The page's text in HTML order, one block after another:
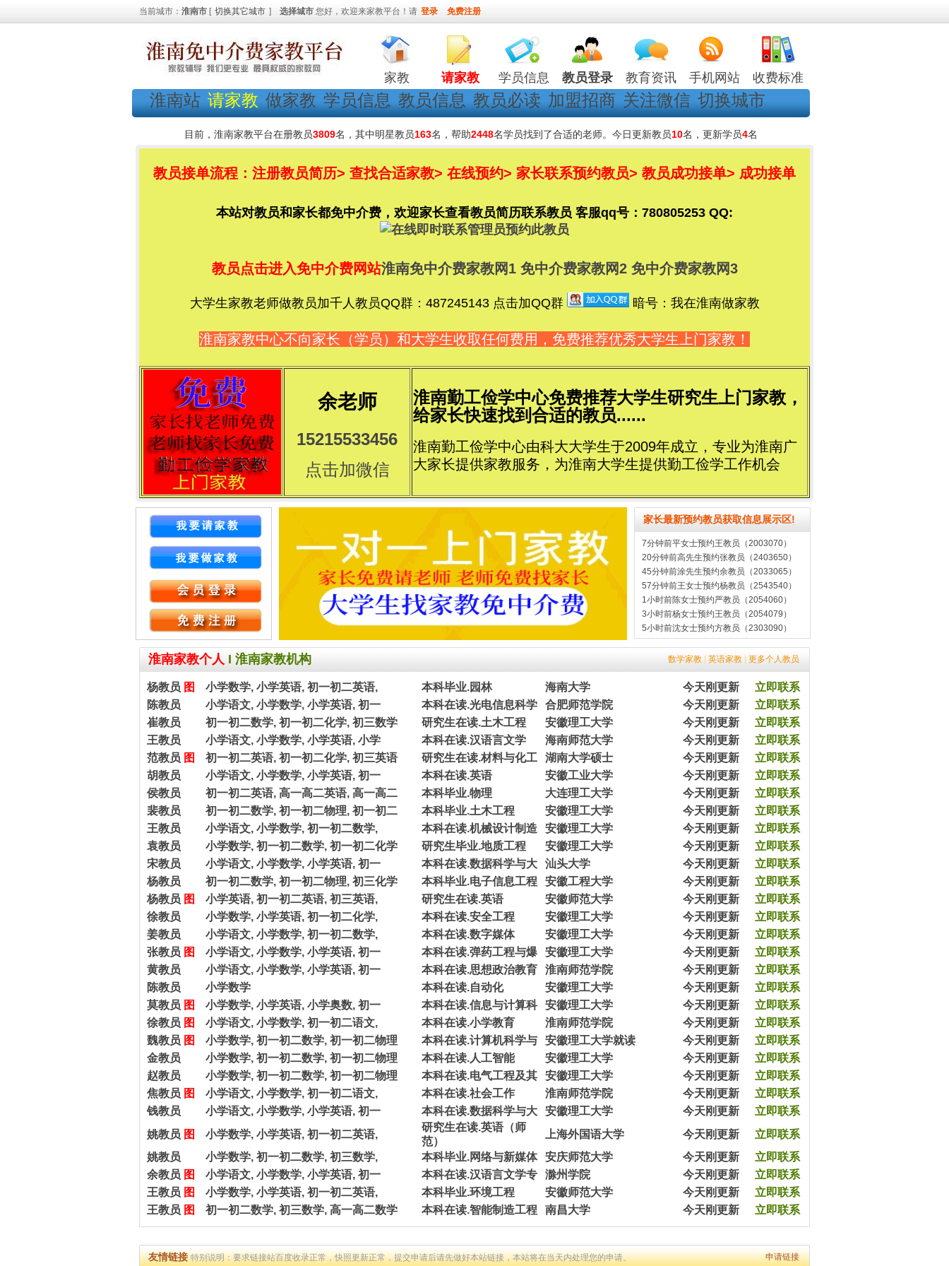
当前城市： 淮南市 [ 切换其它城市 ] 选择城市 您好，欢迎来家教平台！请 登录 免费注册
家教 请家教 学员信息 教员登录 教育资讯 手机网站 收费标准
淮南站 请家教 做家教 学员信息 教员信息 教员必读 加盟招商 关注微信 切换城市
目前，淮南家教平台在册教员3809名，其中明星教员163名，帮助2448名学员找到了合适的老师。今日更新教员10名，更新学员4名
教员接单流程：注册教员简历> 查找合适家教> 在线预约> 家长联系预约教员> 教员成功接单> 成功接单
本站对教员和家长都免中介费，欢迎家长查看教员简历联系教员 客服qq号：780805253 QQ:
教员点击进入免中介费网站淮南免中介费家教网1 免中介费家教网2 免中介费家教网3
大学生家教老师做教员加千人教员QQ群：487245143 点击加QQ群 暗号：我在淮南做家教
淮南家教中心不向家长（学员）和大学生收取任何费用，免费推荐优秀大学生上门家教！
余老师
15215533456
点击加微信
淮南勤工俭学中心免费推荐大学生研究生上门家教，
给家长快速找到合适的教员......
淮南勤工俭学中心由科大大学生于2009年成立，专业为淮南广
大家长提供家教服务，为淮南大学生提供勤工俭学工作机会
家长最新预约教员获取信息展示区!
7分钟前平女士预约王教员（2003070）
20分钟前高先生预约张教员（2403650）
45分钟前涂先生预约余教员（2033065）
57分钟前王女士预约杨教员（2543540）
1小时前陈女士预约严教员（2054060）
3小时前杨女士预约王教员（2054079）
5小时前沈女士预约方教员（2303090）
5小时前严先生预约李教员（2432320）
12小时前黎先生预约余教员（2343050）
7分钟前平女士预约王教员（2003070）
20分钟前高先生预约张教员（2403650）
45分钟前涂先生预约余教员（2033065）
57分钟前王女士预约杨教员（2543540）
1小时前陈女士预约严教员（2054060）
3小时前杨女士预约王教员（2054079）
5小时前沈女士预约方教员（2303090）
5小时前严先生预约李教员（2432320）
8小时前黄女士预约马教员（2365670）
12小时前黎先生预约余教员（2343050）
7分钟前平女士预约王教员（2003070）
20分钟前高先生预约张教员（2403650）
45分钟前涂先生预约余教员（2033065）
57分钟前王女士预约杨教员（2543540）
1小时前陈女士预约严教员（2054060）
3小时前杨女士预约王教员（2054079）
5小时前沈女士预约方教员（2303090）
5小时前严先生预约李教员（2432320）
8小时前黄女士预约马教员（2365670）
12小时前黎先生预约余教员（2343050）
7分钟前平女士预约王教员（2003070）
20分钟前高先生预约张教员（2403650）
45分钟前涂先生预约余教员（2033065）
57分钟前王女士预约杨教员（2543540）
1小时前陈女士预约严教员（2054060）
3小时前杨女士预约王教员（2054079）
5小时前沈女士预约方教员（2303090）
5小时前严先生预约李教员（2432320）
8小时前黄女士预约马教员（2365670）
12小时前黎先生预约余教员（2343050）
7分钟前平女士预约王教员（2003070）
20分钟前高先生预约张教员（2403650）
57分钟前王女士预约杨教员（2543540）
1小时前陈女士预约严教员（2054060）
3小时前杨女士预约王教员（2054079）
5小时前沈女士预约方教员（2303090）
5小时前严先生预约李教员（2432320）
8小时前黄女士预约马教员（2365670）
20分钟前高先生预约张教员（2403650）
数学家教 英语家教 更多个人教员
淮南家教个人 I 淮南家教机构
杨教员 图 小学数学, 小学英语, 初一初二英语, 本科毕业.园林 海南大学 今天刚更新
立即联系
陈教员
小学语文, 小学数学, 小学英语, 初一 本科在读.光电信息科学 合肥师范学院 今天刚更新
立即联系
崔教员
初一初二数学, 初一初二化学, 初三数学 研究生在读.土木工程 安徽理工大学 今天刚更新
立即联系
王教员
小学语文, 小学数学, 小学英语, 小学 本科在读.汉语言文学 海南师范大学 今天刚更新
立即联系
范教员 图 初一初二英语, 初一初二化学, 初三英语 研究生在读.材料与化工 湖南大学硕士 今天刚更新
立即联系
胡教员
小学语文, 小学数学, 小学英语, 初一 本科在读.英语 安徽工业大学 今天刚更新
立即联系
侯教员
初一初二英语, 高一高二英语, 高一高二 本科毕业.物理 大连理工大学 今天刚更新
立即联系
裴教员
初一初二数学, 初一初二物理, 初一初二 本科毕业.土木工程 安徽理工大学 今天刚更新
立即联系
王教员
小学语文, 小学数学, 初一初二数学, 本科在读.机械设计制造 安徽理工大学 今天刚更新
立即联系
袁教员
小学数学, 初一初二数学, 初一初二化学 研究生毕业.地质工程 安徽理工大学 今天刚更新
立即联系
宋教员
小学语文, 小学数学, 小学英语, 初一 本科在读.数据科学与大 汕头大学 今天刚更新
立即联系
杨教员
初一初二数学, 初一初二物理, 初三化学 本科毕业.电子信息工程 安徽工程大学 今天刚更新
立即联系
杨教员 图 小学英语, 初一初二英语, 初三英语, 研究生在读.英语 安徽师范大学 今天刚更新
立即联系
徐教员
小学数学, 小学英语, 初一初二化学, 本科在读.安全工程 安徽理工大学 今天刚更新
立即联系
姜教员
小学语文, 小学数学, 初一初二数学, 本科在读.数字媒体 安徽理工大学 今天刚更新
立即联系
张教员 图 小学语文, 小学数学, 小学英语, 初一 本科在读.弹药工程与爆 安徽理工大学 今天刚更新
立即联系
黄教员
小学语文, 小学数学, 小学英语, 初一 本科在读.思想政治教育 淮南师范学院 今天刚更新
立即联系
陈教员
小学数学 本科在读.自动化 安徽理工大学 今天刚更新
立即联系
莫教员 图 小学数学, 小学英语, 小学奥数, 初一 本科在读.信息与计算科 安徽理工大学 今天刚更新
立即联系
徐教员 图 小学语文, 小学数学, 初一初二语文, 本科在读.小学教育 淮南师范学院 今天刚更新
立即联系
魏教员 图 小学数学, 初一初二数学, 初一初二物理 本科在读.计算机科学与 安徽理工大学就读 今天刚更新
立即联系
金教员
小学数学, 初一初二数学, 初一初二物理 本科在读.人工智能 安徽理工大学 今天刚更新
立即联系
赵教员
小学数学, 初一初二数学, 初一初二物理 本科在读.电气工程及其 安徽理工大学 今天刚更新
立即联系
焦教员 图 小学语文, 小学数学, 初一初二语文, 本科在读.社会工作 淮南师范学院 今天刚更新
立即联系
钱教员
小学语文, 小学数学, 小学英语, 初一 本科在读.数据科学与大 安徽理工大学 今天刚更新
立即联系
姚教员 图 小学数学, 小学英语, 初一初二英语,
研究生在读.英语（师
范）
上海外国语大学 今天刚更新
立即联系
姚教员
小学数学, 初一初二数学, 初三数学, 本科毕业.网络与新媒体 安庆师范大学 今天刚更新
立即联系
余教员 图 小学语文, 小学数学, 小学英语, 初一 本科在读.汉语言文学专 滁州学院 今天刚更新
立即联系
王教员 图 小学数学, 小学英语, 初一初二英语, 本科毕业.环境工程 安徽师范大学 今天刚更新
立即联系
王教员 图 初一初二数学, 初三数学, 高一高二数学 本科在读.智能制造工程 南昌大学 今天刚更新 立即联系
申请链接
友情链接特别说明：要求链接站百度收录正常，快照更新正常，提交申请后请先做好本站链接，本站将在当天内处理您的申请。